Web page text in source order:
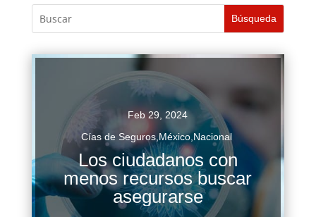
Feb 29, 2024
Cías de Seguros,México, Nacional
Los ciudadanos con
menos recursos buscar
asegurarse
La crisis sanitaria provocada por la pandemia de
COVID-19 ha despertado un mayor interés en la
población mexicana por adquirir seguros
médicos, una tendencia que se ha...